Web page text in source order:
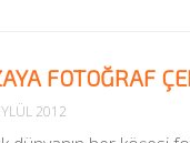
FOTOĞRAF
2012